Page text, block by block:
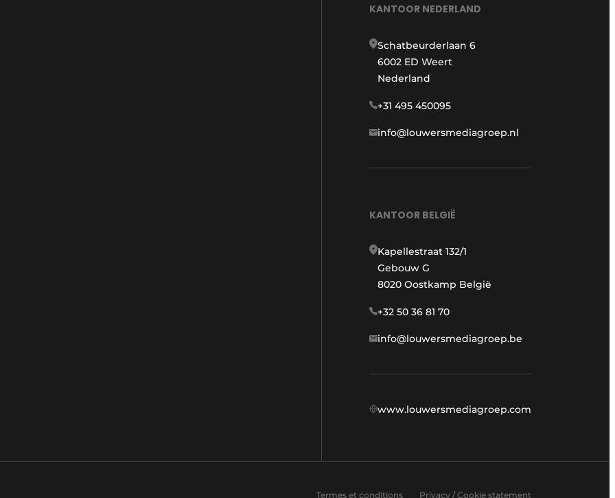
KANTOOR NEDERLAND
Schatbeurderlaan 6
6002 ED Weert
Nederland
+31 495 450095
info@louwersmediagroep.nl
KANTOOR BELGIË
Kapellestraat 132/1
Gebouw G
8020 Oostkamp België
+32 50 36 81 70
info@louwersmediagroep.be
www.louwersmediagroep.com
Termes et conditions Privacy / Cookie statement